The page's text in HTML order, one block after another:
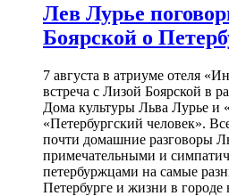
Лев Лурье
Боярской о
7 августа в атриуме отеля
встреча с Лизой Боярской в
Дома культуры Льва Лурье и
«Петербургский человек».
почти домашние разговоры
примечательными и
петербуржцами на самые
Петербурге и жизни в городе